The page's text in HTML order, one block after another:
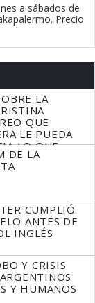
a sábados de
Precio
LA
QUE
LE PUEDA
LO QUE
DE LA
CUMPLIÓ
ANTES DE
INGLÉS
Y CRISIS
Y HUMANOS